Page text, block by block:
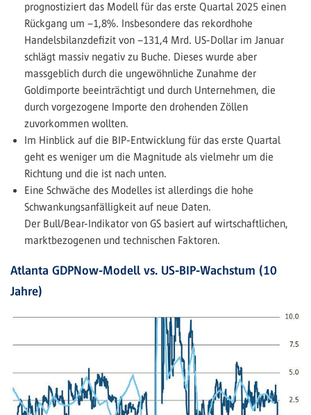
prognostiziert das Modell für das erste Quartal 2025 einen
Rückgang um –1,8%. Insbesondere das rekordhohe
Handelsbilanzdefizit von –131,4 Mrd. US-Dollar im Januar
schlägt massiv negativ zu Buche. Dieses wurde aber
massgeblich durch die ungewöhnliche Zunahme der
Goldimporte beeinträchtigt und durch Unternehmen, die
durch vorgezogene Importe den ­drohenden Zöllen
zuvorkommen wollten.
Im Hinblick auf die BIP-Entwicklung für das erste Quartal
geht es weniger um die Magnitude als vielmehr um die
Richtung und die ist nach unten.
Eine Schwäche des Modelles ist allerdings die hohe
Schwankungsanfälligkeit auf neue Daten.
Der Bull/Bear-Indikator von GS basiert auf wirtschaftlichen,
marktbezogenen und technischen Faktoren.
Atlanta GDPNow-Modell vs. US-BIP-Wachstum (10
Jahre)